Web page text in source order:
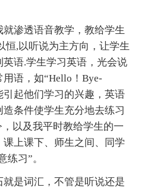
渗透语音教学，教给学生
恒,以听说为主方向，让学生
语.学生学习英语，光会说
语，如“Hello！Bye-
起他们学习的兴趣，英语
条件使学生充分地去练习
以及我平时教给学生的一
上课下、师生之间、同学
练习”。
是词汇，不管是听说还是